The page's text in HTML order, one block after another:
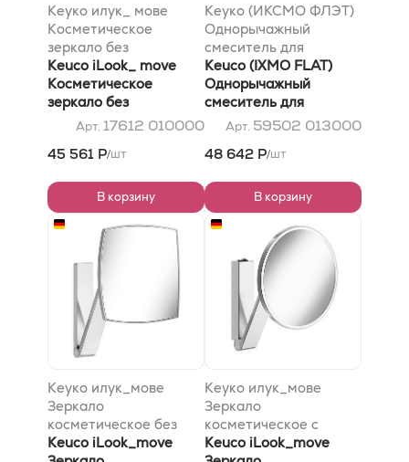
Кеуко илук_ мове
Косметическое
зеркало без
подсветки, круглое
Keuco iLook_ move
Косметическое
зеркало без
подсветки, круглое
Арт. 17612 010000
45 561 Р/шт
В корзину
Кеуко (ИКСМО ФЛЭТ)
Однорычажный
смеситель для
умывальника 100 с
гарнитурой для слива
и донным клапаном, с
розеткой (круглой и
квадратной), хром
Keuco (IXMO FLAT)
Однорычажный
смеситель для
умывальника 100 с
гарнитурой для слива
и донным клапаном, с
квадратной), хром
Арт. 59502 013000
48 642 Р/шт
В корзину
Кеуко илук_мове
Зеркало
косметическое без
подсветки,
Keuco iLook_move
Кеуко илук_мове
Зеркало
косметическое с
подсветкой, круглое,
Keuco iLook_move